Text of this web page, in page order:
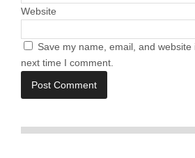
Website
Save my name, email, and
next time I comment.